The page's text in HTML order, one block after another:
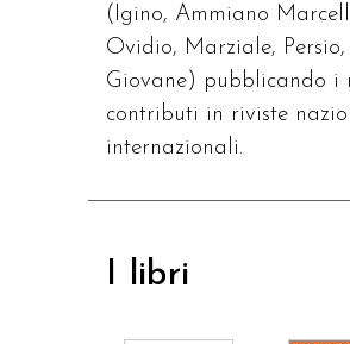
(Igino, Ammiano
Ovidio, Marziale,
Giovane) pubblicando i
contributi in riviste
internazionali.
I libri